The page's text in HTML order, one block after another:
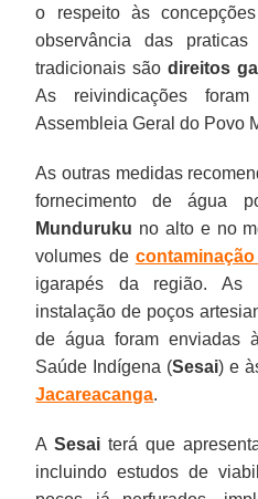
o respeito às
observância das
tradicionais sãodireitos
As reivindicações
Assembleia Geral do Povo
As outras medidas
fornecimento de água
Munduruku no alto e no
volumes de
igarapés da região. As
instalação de poços
de água foram enviadas
Saúde Indígena (Sesai) e
Jacareacanga.
ASesai terá que
incluindo estudos de